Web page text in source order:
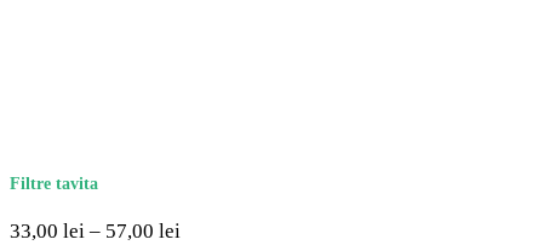
Filtre tavita
33,00 lei – 57,00 lei